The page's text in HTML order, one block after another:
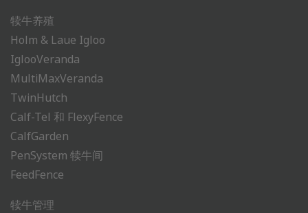
犊牛养殖
Holm & Laue Igloo
IglooVeranda
MultiMaxVeranda
TwinHutch
Calf-Tel 和 FlexyFence
CalfGarden
PenSystem 犊牛间
FeedFence
犊牛管理